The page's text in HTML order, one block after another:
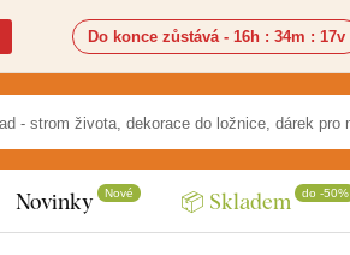
Do konce zůstává - 16h : 34m : 15v
Novinky Nové 📦 Skladem do -50%